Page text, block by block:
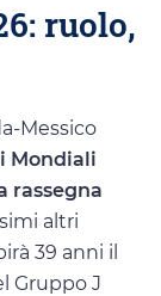
ruolo,
Messico
Mondiali
rassegna
altri
39 anni il
Gruppo J